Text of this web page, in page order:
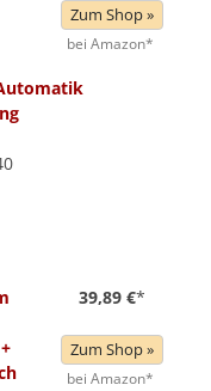
Zum Shop »
bei Amazon*
39,89 €*
Zum Shop »
bei Amazon*